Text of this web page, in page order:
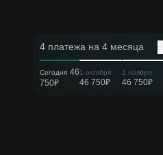
4 платежа на 4 месяца
Сегодня 46
750₽
1 октября
46 750₽
1 ноября
46 750₽